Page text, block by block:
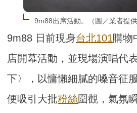
9m88出席活動。（圖／業者提供
9m88 日前現身台北101購物
店開幕活動，並現場演唱代
下〉，以慵懶細膩的嗓音征
便吸引大批粉絲圍觀，氣氛